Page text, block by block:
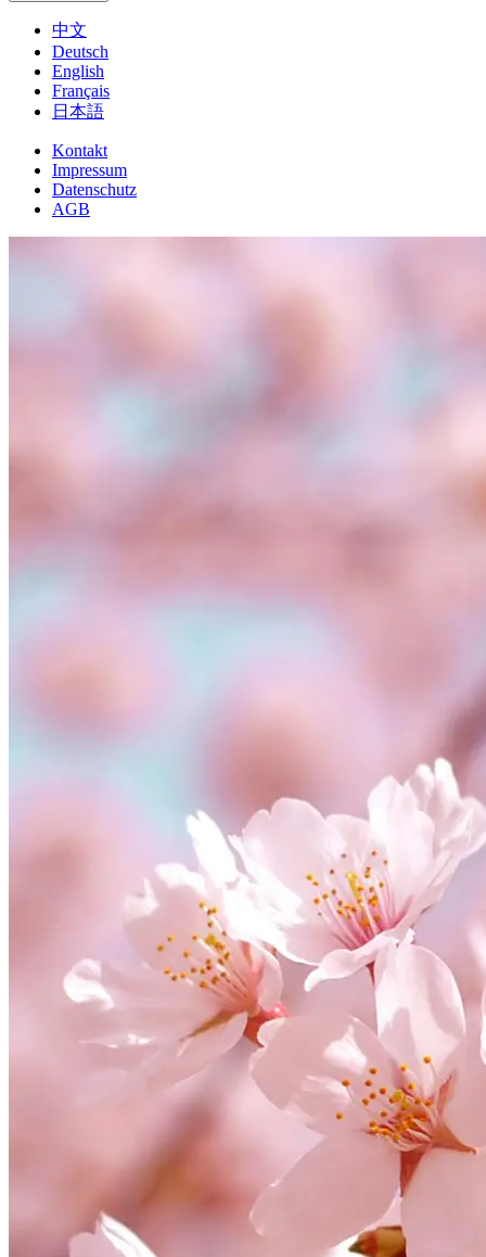
中文
Deutsch
English
Français
日本語
Kontakt
Impressum
Datenschutz
AGB